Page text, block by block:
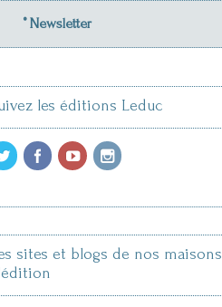
° Newsletter
les éditions Leduc
sites et blogs de nos maisons